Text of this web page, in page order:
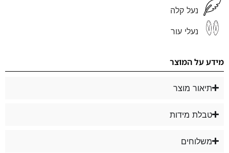
נעל קלה
נעלי עור
מידע על המוצר
תיאור מוצר
טבלת מידות
משלוחים